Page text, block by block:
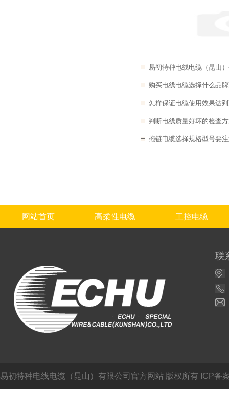
易初特种电线电缆（昆山
购买电线电缆选择什么品
怎样保证电缆使用效果达
判断电线质量好坏的检查
拖链电缆选择规格型号要
网站首页 高柔性电缆 工控电缆
联
易初特种电线电缆（昆山）有限公司官方网站 版权所有 ICP备